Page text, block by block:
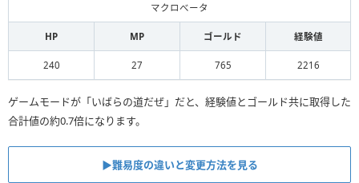
マクロべータ
HP MP ゴールド 経験値
240 27 765 2216
ゲームモードが「いばらの道だぜ」だと、経験値とゴールド共に取得した
合計値の約0.7倍になります。
▶︎難易度の違いと変更方法を見る